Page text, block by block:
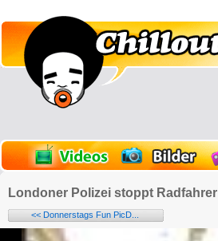
Londoner Polizei stoppt Radfahrer
<< Donnerstags Fun PicD...